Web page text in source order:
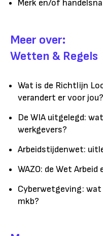
Merk en/of
Meer over:
Wetten & Regels
Wat is de Richtlijn
verandert er voor jou?
De WIA uitgelegd:
werkgevers?
Arbeidstijdenwet:
WAZO: de Wet
Cyberwetgeving:
mkb?